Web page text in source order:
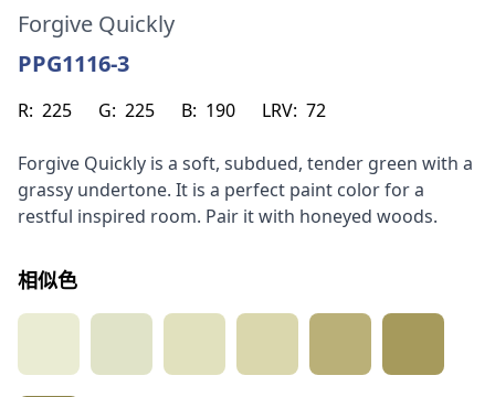
Forgive Quickly
PPG1116-3
R: 225 G: 225 B: 190 LRV: 72
Forgive Quickly is a soft, subdued, tender green with a
grassy undertone. It is a perfect paint color for a
restful inspired room. Pair it with honeyed woods.
相似色